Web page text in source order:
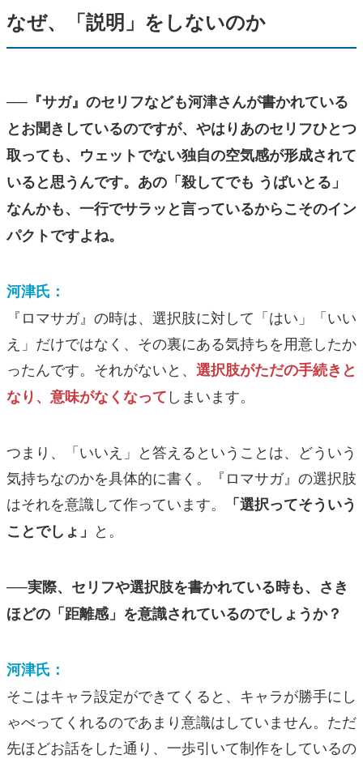
なぜ、「説明」をしないのか
──『サガ』のセリフなども河津さんが書かれている
とお聞きしているのですが、やはりあのセリフひとつ
取っても、ウェットでない独自の空気感が形成されて
いると思うんです。あの「殺してでも うばいとる」
なんかも、一行でサラッと言っているからこそのイン
パクトですよね。
河津氏：
『ロマサガ』の時は、選択肢に対して「はい」「いい
え」だけではなく、その裏にある気持ちを用意したか
ったんです。それがないと、 選択肢がただの手続きと
なり、意味がなくなってしまいます。
つまり、「いいえ」と答えるということは、どういう
気持ちなのかを具体的に書く。『ロマサガ』の選択肢
はそれを意識して作っています。
「選択ってそういう
ことでしょ」 と。
──実際、セリフや選択肢を書かれている時も、さき
ほどの「距離感」を意識されているのでしょうか？
河津氏：
そこはキャラ設定ができてくると、キャラが勝手にし
ゃべってくれるのであまり意識はしていません。ただ
先ほどお話をした通り、一歩引いて制作をしているの